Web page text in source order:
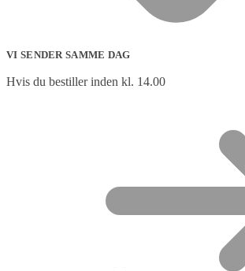
VI SENDER SAMME DAG
Hvis du bestiller inden kl. 14.00